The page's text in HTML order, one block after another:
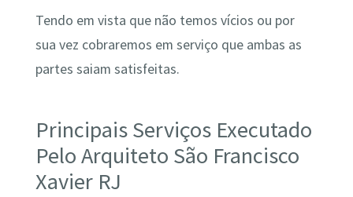
Tendo em vista que não temos vícios ou por
sua vez cobraremos em serviço que ambas as
partes saiam satisfeitas.
Principais Serviços Executado
Pelo Arquiteto São Francisco
Xavier RJ